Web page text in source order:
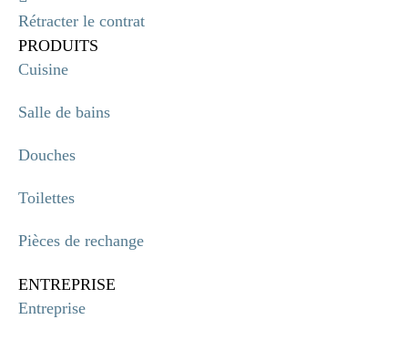
Rétracter le contrat
PRODUITS
Cuisine
Salle de bains
Douches
Toilettes
Pièces de rechange
ENTREPRISE
Entreprise